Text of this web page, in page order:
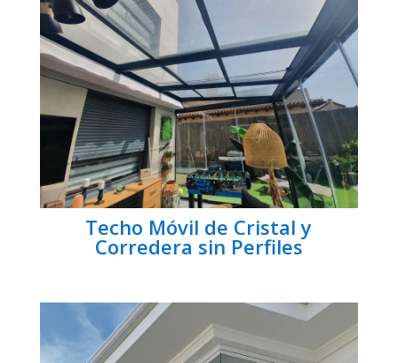
Techo Móvil de Cristal y
Corredera sin Perfiles